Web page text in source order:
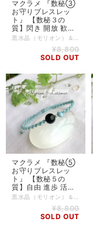
マクラメ 『数秘③
お守りブレスレッ
ト』 【数秘３の
質】閃き 開放 歓喜
創造性 表現 祝福 無
（魔除け） ＆ シト
リン ＊ 高品質天然
¥8,800
SOLD OUT
マクラメ 『数秘⑤
お守りブレスレッ
ト』 【数秘５の
質】自由 進歩 活動
自発性 全面性 イキ
（魔除け） ＆ ラリ
マー ＊ 高品質天然
¥8,800
SOLD OUT